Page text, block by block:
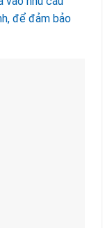
để đảm bảo